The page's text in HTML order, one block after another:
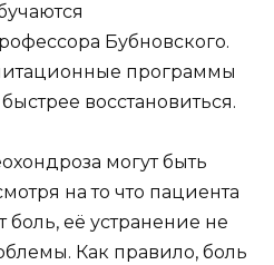
Бубновского.
программы
восстановиться.
могут быть
на то что пациента
боль, её устранение не
Как правило, боль